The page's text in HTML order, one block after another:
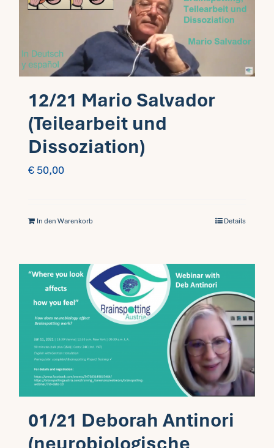
12/21 Mario Salvador
(Teilearbeit und
Dissoziation)
€ 50,00
In den Warenkorb Details
01/21 Deborah Antinori